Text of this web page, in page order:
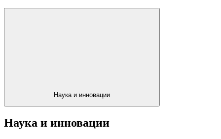
Наука и инновации
Наука и инновации